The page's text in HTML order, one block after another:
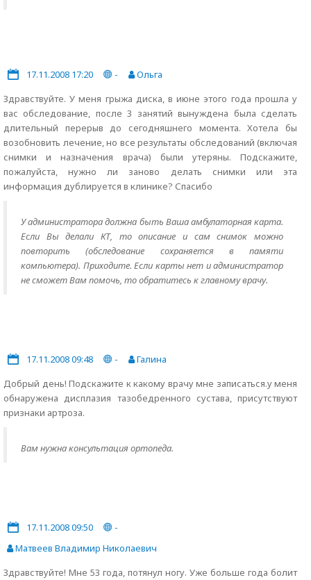
17.11.2008 17:20 -
Ольга
Здравствуйте. У меня грыжа диска, в июне этого года прошла у
вас обследование, после 3 занятий вынуждена была сделать
длительный перерыв до сегодняшнего момента. Хотела бы
возобновить лечение, но все результаты обследований (включая
снимки и назначения врача) были утеряны. Подскажите,
пожалуйста, нужно ли заново делать снимки или эта
информация дублируется в клинике? Спасибо
У администратора должна быть Ваша амбулаторная карта.
Если Вы делали КТ, то описание и сам снимок можно
повторить (обследование сохраняется в памяти
компьютера). Приходите. Если карты нет и администратор
не сможет Вам помочь, то обратитесь к главному врачу.
17.11.2008 09:48 -
Галина
Добрый день! Подскажите к какому врачу мне записаться.у меня
обнаружена дисплазия тазобедренного сустава, присутствуют
признаки артроза.
Вам нужна консультация ортопеда.
17.11.2008 09:50
-
Матвеев Владимир Николаевич
Здравствуйте! Мне 53 года, потянул ногу. Уже больше года болит